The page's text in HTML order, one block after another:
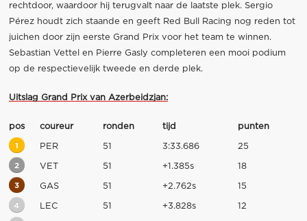
rechtdoor, waardoor hij terugvalt naar de laatste plek. Sergio
Pérez houdt zich staande en geeft Red Bull Racing nog reden tot
juichen door zijn eerste Grand Prix voor het team te winnen.
Sebastian Vettel en Pierre Gasly completeren een mooi podium
op de respectievelijk tweede en derde plek.
Uitslag Grand Prix van Azerbeidzjan:
pos coureur ronden tijd punten
1 PER 51 3:33.686 25
2 VET 51 +1.385s 18
3 GAS 51 +2.762s 15
4 LEC 51 +3.828s 12